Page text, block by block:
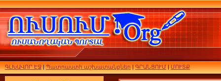
ԳԼԽԱՎՈՐ ԷՋ|Պատրաստի աշխատանքներ|ԳՐԱՆՑՈՒՄ|ՄՈՒՏՔ